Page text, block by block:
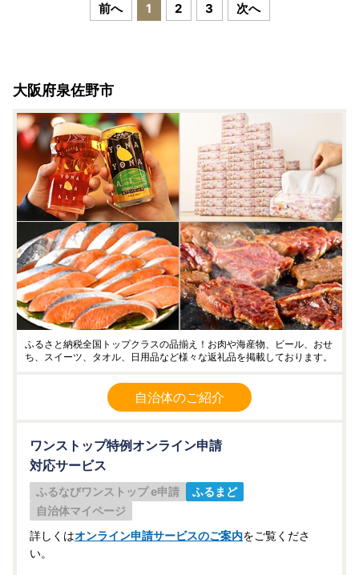
前へ 1 2 3 次へ
大阪府泉佐野市
ふるさと納税全国トップクラスの品揃え！お肉や海産物、ビール、おせ
ち、スイーツ、タオル、日用品など様々な返礼品を掲載しております。
自治体のご紹介
ワンストップ特例オンライン申請
対応サービス
ふるなびワンストップ e申請
ふるまど
自治体マイページ
詳しくはオンライン申請サービスのご案内をご覧くださ
い。